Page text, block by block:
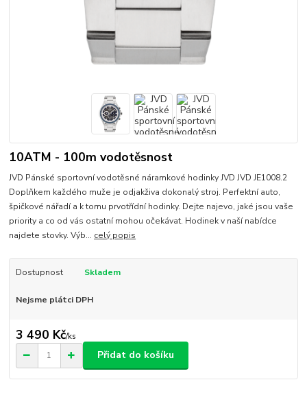
10ATM - 100m vodotěsnost
JVD Pánské sportovní vodotěsné náramkové hodinky JVD JVD JE1008.2
Doplňkem každého muže je odjakživa dokonalý stroj. Perfektní auto,
špičkové nářadí a k tomu prvotřídní hodinky. Dejte najevo, jaké jsou vaše
priority a co od vás ostatní mohou očekávat. Hodinek v naší nabídce
najdete stovky. Výb... celý popis
Dostupnost Skladem
Nejsme plátci DPH
3 490 Kč/ks
Přidat do košíku